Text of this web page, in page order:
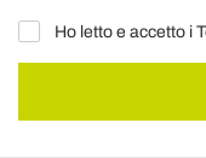
Ho letto e accetto i